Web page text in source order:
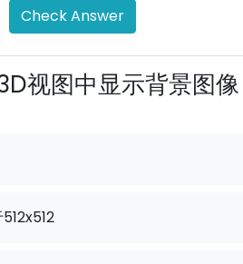
Check Answer
视图中显示背景图像